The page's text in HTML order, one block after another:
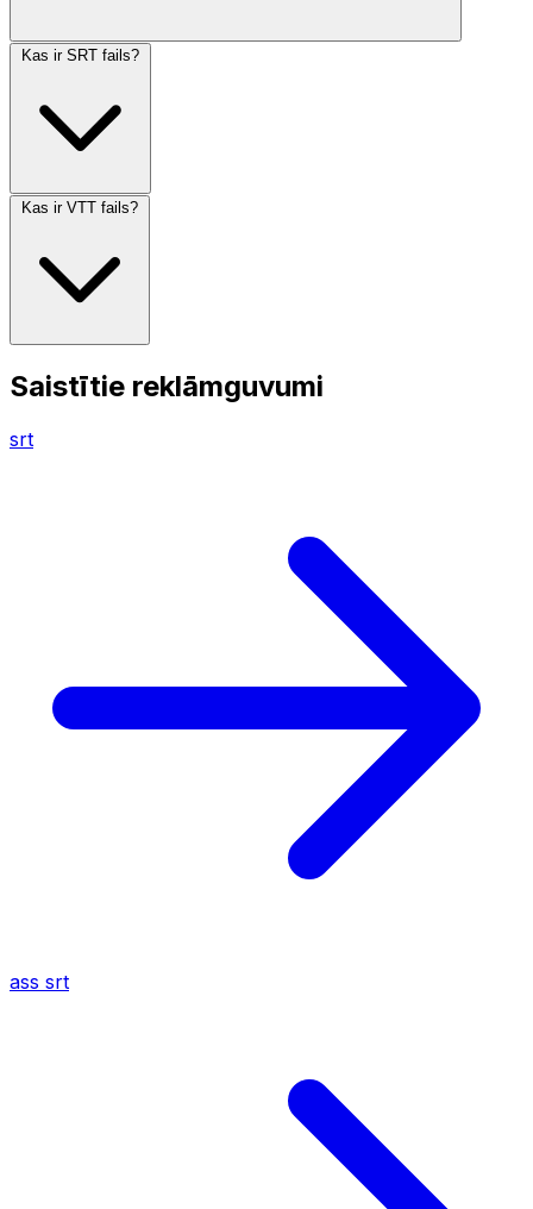
Kas ir SRT fails?
Kas ir VTT fails?
Saistītie reklāmguvumi
srt
ass srt